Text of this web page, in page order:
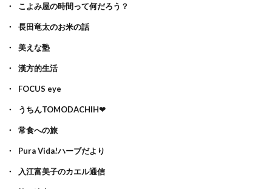
こよみ屋の時間って何だろう？
長田竜太のお米の話
美えな塾
漢方的生活
FOCUS eye
うちんTOMODACHIH❤
常食への旅
Pura Vida!ハーブだより
入江富美子のカエル通信